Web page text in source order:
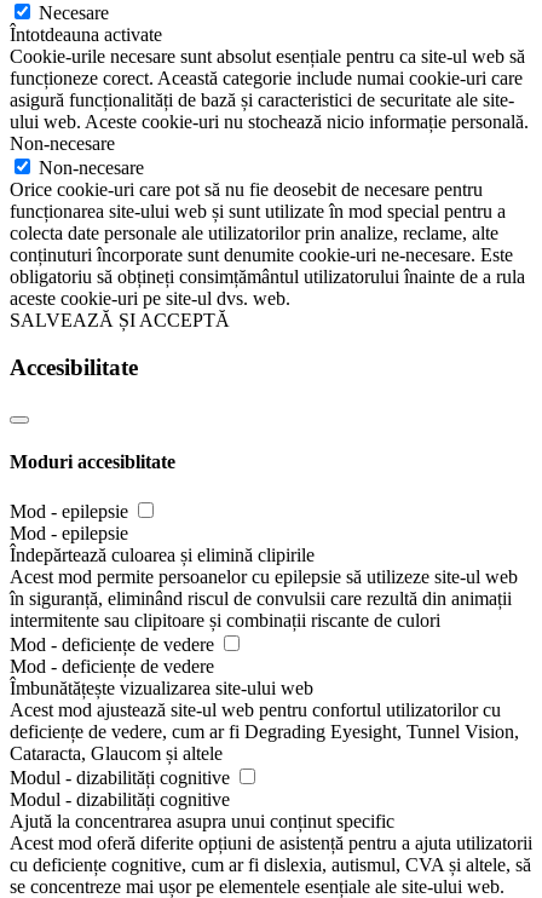
Necesare
Întotdeauna activate
Cookie-urile necesare sunt absolut esențiale pentru ca site-ul web să
funcționeze corect. Această categorie include numai cookie-uri care
asigură funcționalități de bază și caracteristici de securitate ale site-
ului web. Aceste cookie-uri nu stochează nicio informație personală.
Non-necesare
Non-necesare
Orice cookie-uri care pot să nu fie deosebit de necesare pentru
funcționarea site-ului web și sunt utilizate în mod special pentru a
colecta date personale ale utilizatorilor prin analize, reclame, alte
conținuturi încorporate sunt denumite cookie-uri ne-necesare. Este
obligatoriu să obțineți consimțământul utilizatorului înainte de a rula
aceste cookie-uri pe site-ul dvs. web.
SALVEAZĂ ȘI ACCEPTĂ
Accesibilitate
Moduri accesiblitate
Mod - epilepsie
Mod - epilepsie
Îndepărtează culoarea și elimină clipirile
Acest mod permite persoanelor cu epilepsie să utilizeze site-ul web
în siguranță, eliminând riscul de convulsii care rezultă din animații
intermitente sau clipitoare și combinații riscante de culori
Mod - deficiențe de vedere
Mod - deficiențe de vedere
Îmbunătățește vizualizarea site-ului web
Acest mod ajustează site-ul web pentru confortul utilizatorilor cu
deficiențe de vedere, cum ar fi Degrading Eyesight, Tunnel Vision,
Cataracta, Glaucom și altele
Modul - dizabilități cognitive
Modul - dizabilități cognitive
Ajută la concentrarea asupra unui conținut specific
Acest mod oferă diferite opțiuni de asistență pentru a ajuta utilizatorii
cu deficiențe cognitive, cum ar fi dislexia, autismul, CVA și altele, să
se concentreze mai ușor pe elementele esențiale ale site-ului web.